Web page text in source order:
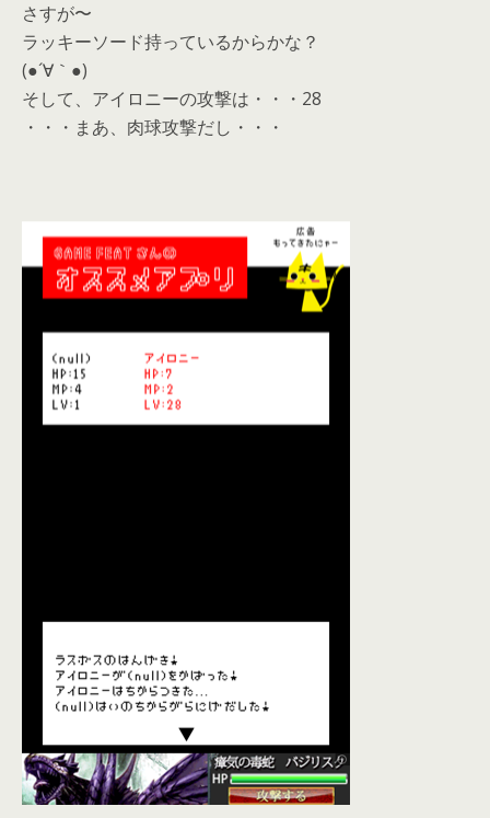
さすが〜
ラッキーソード持っているからかな？
(●´∀｀●)
そして、アイロニーの攻撃は・・・28
・・・まあ、肉球攻撃だし・・・